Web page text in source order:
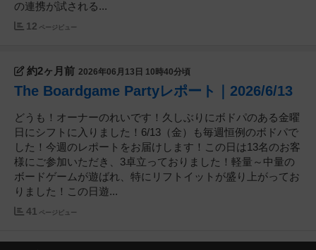
の連携が試される...
12 ページビュー
約2ヶ月前 2026年06月13日 10時40分頃
The Boardgame Partyレポート｜2026/6/13
どうも！オーナーのれいです！久しぶりにボドパのある金曜
日にシフトに入りました！6/13（金）も毎週恒例のボドパで
した！今週のレポートをお届けします！この日は13名のお客
様にご参加いただき、3卓立っておりました！軽量～中量の
ボードゲームが遊ばれ、特にリフトイットが盛り上がってお
りました！この日遊...
41 ページビュー